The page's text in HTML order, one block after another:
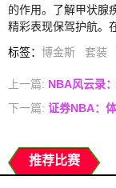
的作用。了解甲状腺
精彩表现保驾护航。
标签： 博金斯 套装
上一篇: NBA风云录
下一篇: 证券NBA：
推荐比赛